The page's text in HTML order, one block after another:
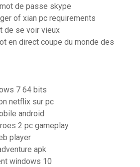
de passe skype
of xian pc requirements
de se voir vieux
en direct coupe du monde des
7 64 bits
netflix sur pc
android
2 pc gameplay
player
apk
windows 10